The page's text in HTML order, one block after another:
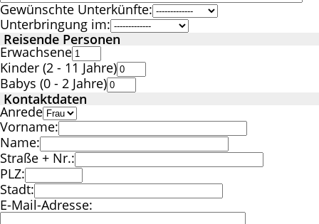
Gewünschte Unterkünfte:
Unterbringung im:
Reisende Personen
Erwachsene
Kinder (2 - 11 Jahre)
Babys (0 - 2 Jahre)
Kontaktdaten
Anrede
Vorname:
Name:
Straße + Nr.:
PLZ:
Stadt:
E-Mail-Adresse: